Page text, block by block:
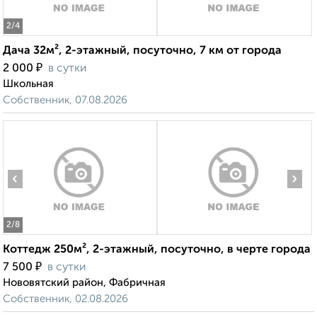
2/4
Дача 32м², 2-этажный, посуточно, 7 км от города
2 000 ₽ в сутки
Школьная
Собственник, 07.08.2026
2/8
‹ ›
Коттедж 250м², 2-этажный, посуточно, в черте города
7 500 ₽ в сутки
Нововятский район, Фабричная
Собственник, 02.08.2026